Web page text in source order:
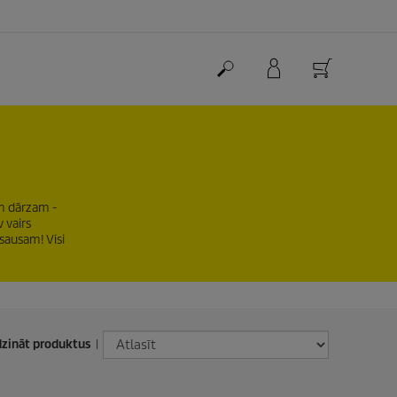
dārzam -
vairs
Visi
produktus |